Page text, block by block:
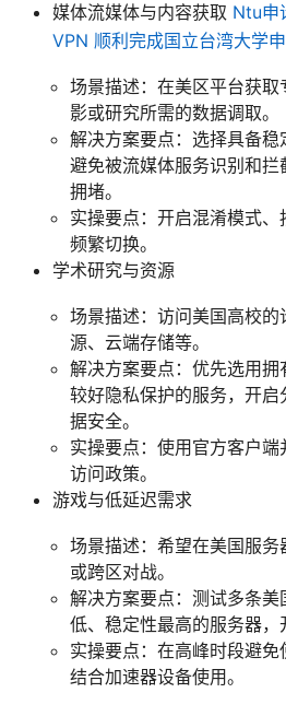
媒体流媒体与内容获取 Ntu申
VPN 顺利完成国立台湾大学
场景描述：在美区平台获
影或研究所需的数据调取。
解决方案要点：选择具备稳
避免被流媒体服务识别和
拥堵。
实操要点：开启混淆模式
频繁切换。
学术研究与资源
场景描述：访问美国高校
源、云端存储等。
解决方案要点：优先选用
较好隐私保护的服务，开
据安全。
实操要点：使用官方客户
访问政策。
游戏与低延迟需求
场景描述：希望在美国服
或跨区对战。
解决方案要点：测试多条
低、稳定性最高的服务器，
实操要点：在高峰时段避
结合加速器设备使用。